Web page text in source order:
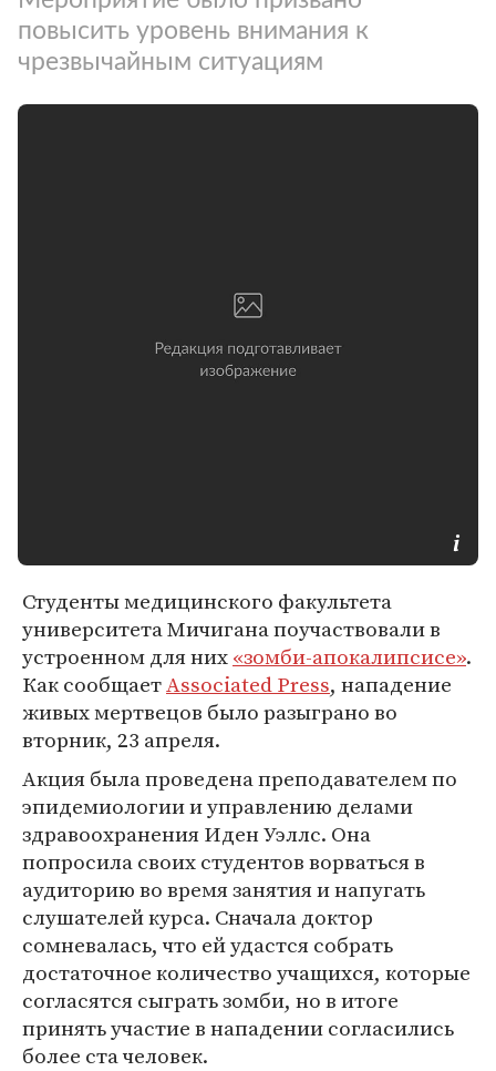
повысить уровень внимания к
чрезвычайным ситуациям
Студенты медицинского факультета
университета Мичигана поучаствовали в
устроенном для них«зомби-апокалипсисе».
Как сообщаетAssociated Press, нападение
живых мертвецов было разыграно во
вторник, 23 апреля.
Акция была проведена преподавателем по
эпидемиологии и управлению делами
здравоохранения Иден Уэллс. Она
попросила своих студентов ворваться в
аудиторию во время занятия и напугать
слушателей курса. Сначала доктор
сомневалась, что ей удастся собрать
достаточное количество учащихся, которые
согласятся сыграть зомби, но в итоге
принять участие в нападении согласились
более ста человек.